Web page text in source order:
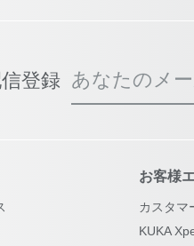
登録 あなたのメ
お客様
カスタマ
KUKA